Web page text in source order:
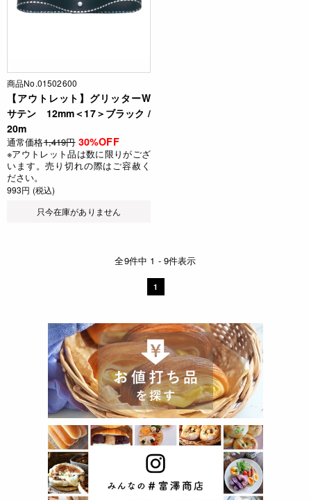
商品No.01502600
【アウトレット】グリッターW
サテン 12mm＜17＞ブラック /
20m
通常価格1,419円 30%OFF
※アウトレット品は数に限りがござ
います。売り切れの際はご容赦く
ださい。
993円 (税込)
只今在庫がありません
全9件中 1 - 9件表示
1